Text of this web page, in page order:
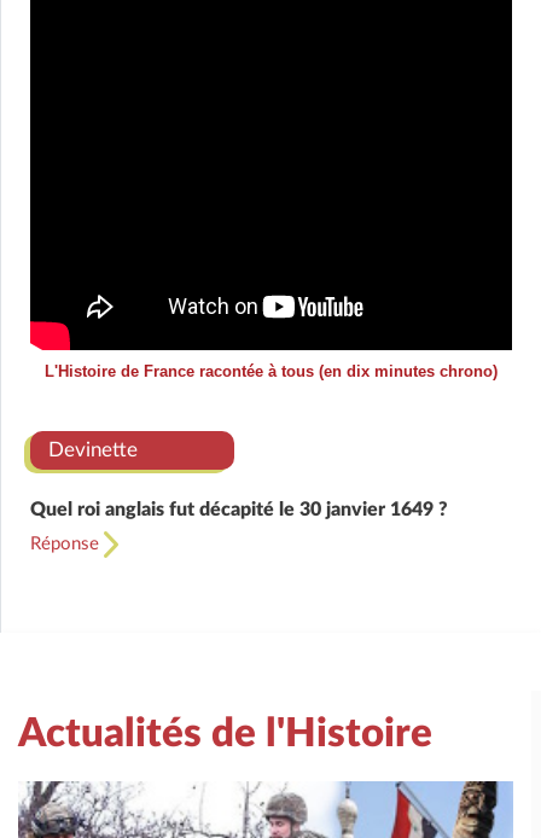
L'Histoire de France racontée à tous (en dix minutes chrono)
Devinette
Quel roi anglais fut décapité le 30 janvier 1649 ?
Réponse
Actualités de l'Histoire